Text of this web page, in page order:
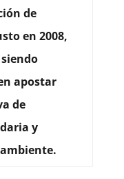
de
en 2008,
apostar
de
y